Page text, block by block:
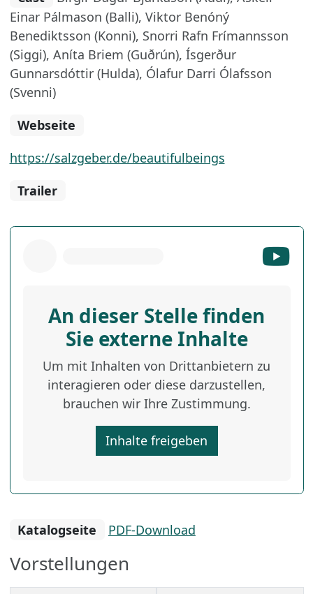
Einar Pálmason (Balli), Viktor Benóný
Benediktsson (Konni), Snorri Rafn Frímannsson
(Siggi), Aníta Briem (Guðrún), Ísgerður
Gunnarsdóttir (Hulda), Ólafur Darri Ólafsson
(Svenni)
Webseite
https://salzgeber.de/beautifulbeings
Trailer
An dieser Stelle finden
Sie externe Inhalte
Um mit Inhalten von Drittanbietern zu
interagieren oder diese darzustellen,
brauchen wir Ihre Zustimmung.
Inhalte freigeben
Katalogseite PDF-Download
Vorstellungen